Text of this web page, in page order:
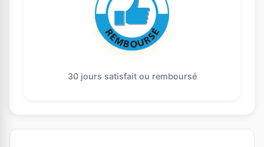
30 jours satisfait ou remboursé